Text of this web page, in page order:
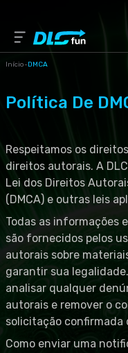
Início-DMCA
Política De
Respeitamos os
direitos autorais. A
Lei dos Direitos
(DMCA) e outras leis
Todas as informações
são fornecidos pelos
autorais sobre
garantir sua
analisar qualquer
autorais e remover o
solicitação
Como enviar uma